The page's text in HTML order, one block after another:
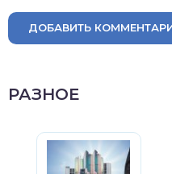
ДОБАВИТЬ
РАЗНОЕ